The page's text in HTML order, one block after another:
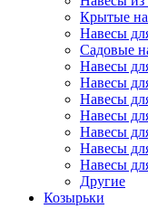
Крытые
Навесы
Садовые
Навесы
Навесы
Навесы
Навесы
Навесы
Навесы
Навесы
Другие
Козырьки